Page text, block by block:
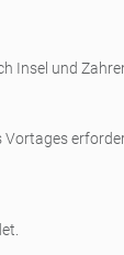
Insel und
Vortages